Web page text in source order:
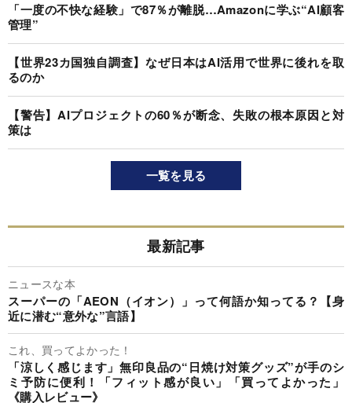
「一度の不快な経験」で87％が離脱…Amazonに学ぶ“AI顧客
管理”
【世界23カ国独自調査】なぜ日本はAI活用で世界に後れを取
るのか
【警告】AIプロジェクトの60％が断念、失敗の根本原因と対
策は
一覧を見る
最新記事
ニュースな本
スーパーの「AEON（イオン）」って何語か知ってる？【身
近に潜む“意外な”言語】
これ、買ってよかった！
「涼しく感じます」無印良品の“日焼け対策グッズ”が手のシ
ミ予防に便利！「フィット感が良い」「買ってよかった」
《購入レビュー》